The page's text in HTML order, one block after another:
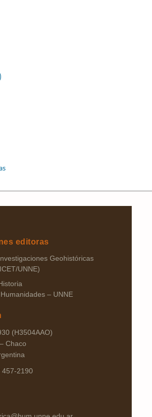
editoras
Geohistóricas
UNNE)
– UNNE
(H3504AAO)
Chaco
457-2190